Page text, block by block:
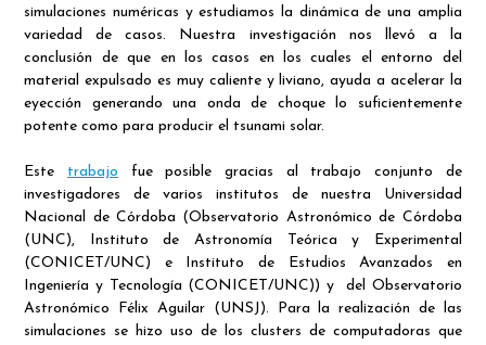
simulaciones numéricas y estudiamos la dinámica de una amplia
variedad de casos. Nuestra investigación nos llevó a la
conclusión de que en los casos en los cuales el entorno del
material expulsado es muy caliente y liviano, ayuda a acelerar la
eyección generando una onda de choque lo suficientemente
potente como para producir el tsunami solar.
Este trabajo fue posible gracias al trabajo conjunto de
investigadores de varios institutos de nuestra Universidad
Nacional de Córdoba (Observatorio Astronómico de Córdoba
(UNC), Instituto de Astronomía Teórica y Experimental
(CONICET/UNC) e Instituto de Estudios Avanzados en
Ingeniería y Tecnología (CONICET/UNC)) y del Observatorio
Astronómico Félix Aguilar (UNSJ). Para la realización de las
simulaciones se hizo uso de los clusters de computadoras que